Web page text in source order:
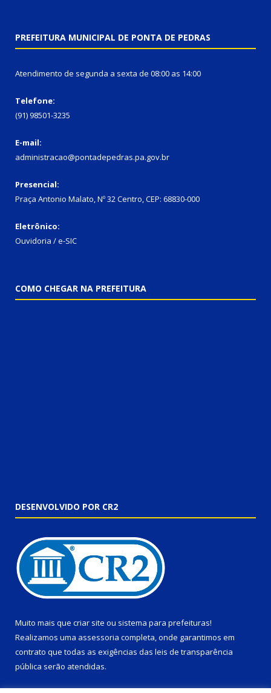
PREFEITURA MUNICIPAL DE PONTA DE PEDRAS
Atendimento de segunda a sexta de 08:00 as 14:00
Telefone:
(91) 98501-3235
E-mail:
administracao@pontadepedras.pa.gov.br
Presencial:
Praça Antonio Malato, Nº 32 Centro, CEP: 68830-000
Eletrônico:
Ouvidoria / e-SIC
COMO CHEGAR NA PREFEITURA
DESENVOLVIDO POR CR2
Muito mais que criar site ou sistema para prefeituras!
Realizamos uma assessoria completa, onde garantimos em
contrato que todas as exigências das leis de transparência
pública serão atendidas.